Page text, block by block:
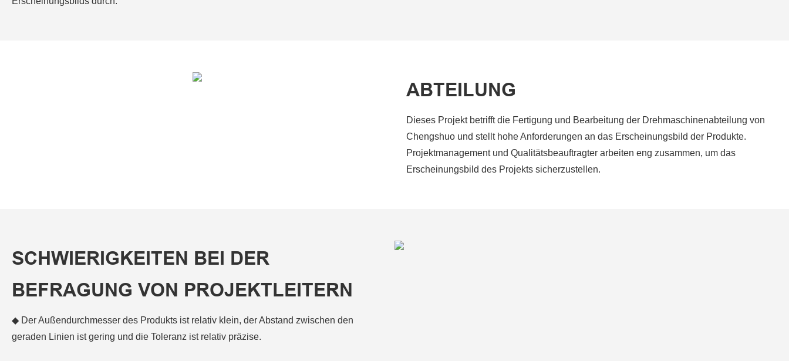
ABTEILUNG
Dieses Projekt betrifft die Fertigung und Bearbeitung der Drehmaschinenabteilung von
Chengshuo und stellt hohe Anforderungen an das Erscheinungsbild der Produkte.
Projektmanagement und Qualitätsbeauftragter arbeiten eng zusammen, um das
Erscheinungsbild des Projekts sicherzustellen.
SCHWIERIGKEITEN BEI DER
BEFRAGUNG VON PROJEKTLEITERN
◆ Der Außendurchmesser des Produkts ist relativ klein, der Abstand zwischen den
geraden Linien ist gering und die Toleranz ist relativ präzise.